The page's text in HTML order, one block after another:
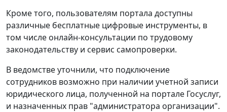
Кроме того, пользователям портала доступны
различные бесплатные цифровые инструменты, в
том числе онлайн-консультации по трудовому
законодательству и сервис самопроверки.
В ведомстве уточнили, что подключение
сотрудников возможно при наличии учетной записи
юридического лица, полученной на портале Госуслуг,
и назначенных прав "администратора организации".